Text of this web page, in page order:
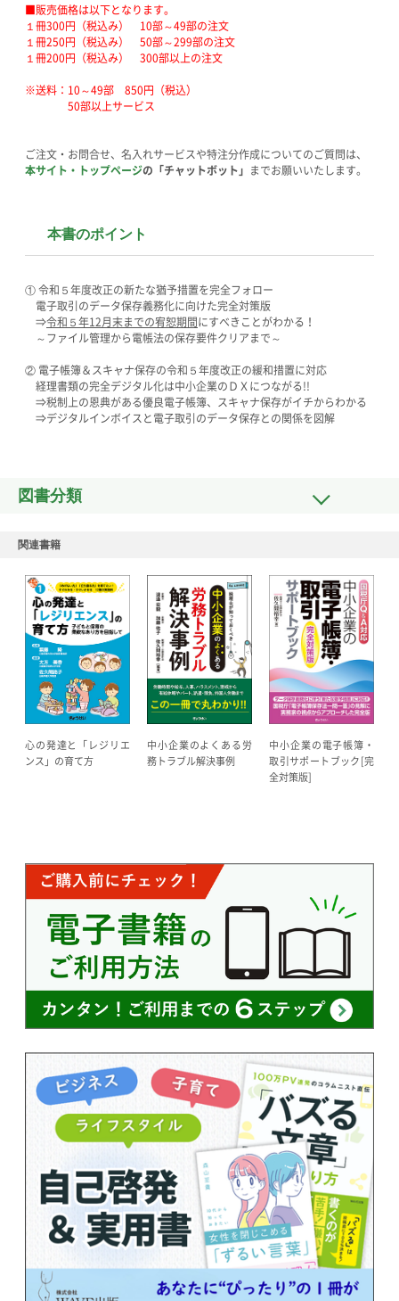
■販売価格は以下となります。
１冊300円（税込み） 10部～49部の注文
１冊250円（税込み） 50部～299部の注文
１冊200円（税込み） 300部以上の注文
※送料：10～49部 850円（税込）
50部以上サービス
ご注文・お問合せ、名入れサービスや特注分作成についてのご質問は、
本サイト・トップページの「チャットボット」 までお願いいたします。
本書のポイント
① 令和５年度改正の新たな猶予措置を完全フォロー
電子取引のデータ保存義務化に向けた完全対策版
⇒令和５年12月末までの宥恕期間にすべきことがわかる！
～ファイル管理から電帳法の保存要件クリアまで～
② 電子帳簿＆スキャナ保存の令和５年度改正の緩和措置に対応
経理書類の完全デジタル化は中小企業のＤＸにつながる!!
⇒税制上の恩典がある優良電子帳簿、スキャナ保存がイチからわかる
⇒デジタルインボイスと電子取引のデータ保存との関係を図解
図書分類
関連書籍
心の発達と「レジリエ
ンス」の育て方
中小企業のよくある労
務トラブル解決事例
中小企業の電子帳簿・
取引サポートブック[完
全対策版]